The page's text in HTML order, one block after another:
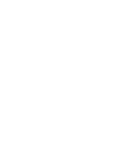
天トータルソリューションズ株
経理戦略部 事業企画課】